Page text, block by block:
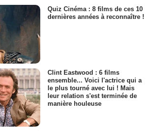
Quiz Cinéma : 8 films de ces 10
dernières années à reconnaître !
Clint Eastwood : 6 films
ensemble... Voici l'actrice qui a
le plus tourné avec lui ! Mais
leur relation s'est terminée de
manière houleuse